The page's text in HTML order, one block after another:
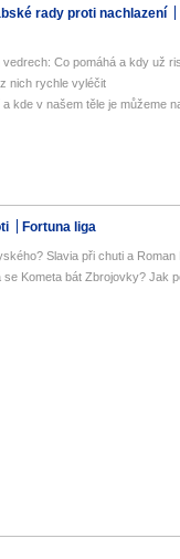
rady proti nachlazení
Co pomáhá a kdy už
nich rychle vyléčit
kde v našem těle je můžeme
Fortuna liga
Slavia při chuti a Roman
Kometa bát Zbrojovky? Jak